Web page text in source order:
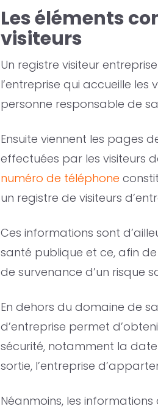
Les éléments
visiteurs
Un registre visiteur
l’entreprise qui accueille les
personne responsable de
Ensuite viennent les pages
effectuées par les visiteurs
numéro de téléphone
un registre de visiteurs
Ces informations sont
santé publique et ce, afin
de survenance d’un risque
En dehors du domaine de
d’entreprise permet
sécurité, notamment la date
sortie, l’entreprise
Néanmoins, les